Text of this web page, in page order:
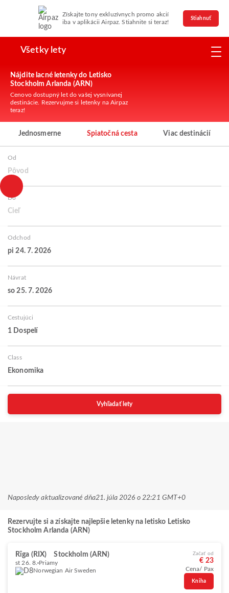
Získajte tony exkluzívnych promo akcií
iba v aplikácii Airpaz. Stiahnite si teraz!
Stiahnuť
Všetky lety
Nájdite lacné letenky do Letisko
Stockholm Arlanda (ARN)
Cenovo dostupný let do vašej vysnívanej
destinácie. Rezervujme si letenky na Airpaz
teraz!
Jednosmerne Spiatočná cesta Viac destinácií
Od
Pôvod
Do
Cieľ
Odchod
pi 24. 7. 2026
Návrat
so 25. 7. 2026
Cestujúci
1 Dospelí
Class
Ekonomika
Vyhľadať lety
Naposledy aktualizované dňa21. júla 2026 o 22:21 GMT+0
Rezervujte si a získajte najlepšie letenky na letisko Letisko
Stockholm Arlanda (ARN)
Rīga (RIX) Stockholm (ARN)
st 26. 8. Priamy
Norwegian Air Sweden
Začať od
€ 23
Cena/ Pax
Kniha